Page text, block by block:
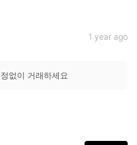
1 year ago
없이 거래하세요